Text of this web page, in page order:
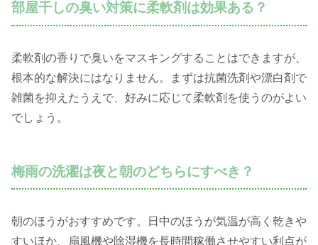
部屋干しの臭い対策に柔軟剤は効果ある？
柔軟剤の香りで臭いをマスキングすることはできますが、
根本的な解決にはなりません。まずは抗菌洗剤や漂白剤で
雑菌を抑えたうえで、好みに応じて柔軟剤を使うのがよい
でしょう。
梅雨の洗濯は夜と朝のどちらにすべき？
朝のほうがおすすめです。日中のほうが気温が高く乾きや
すいほか、扇風機や除湿機を長時間稼働させやすい利点が